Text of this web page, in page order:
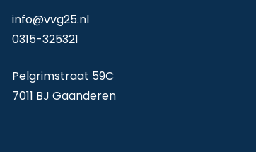
info@vvg25.nl
0315-325321
Pelgrimstraat 59C
7011 BJ Gaanderen